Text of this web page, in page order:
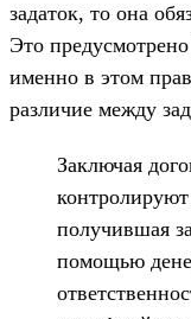
задаток, то она
Это
именно в этом
различие между
Заключая
контролируют
получившая
помощью